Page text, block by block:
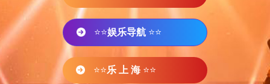
⭐⭐娱乐导航 ⭐⭐
⭐⭐乐 上 海 ⭐⭐